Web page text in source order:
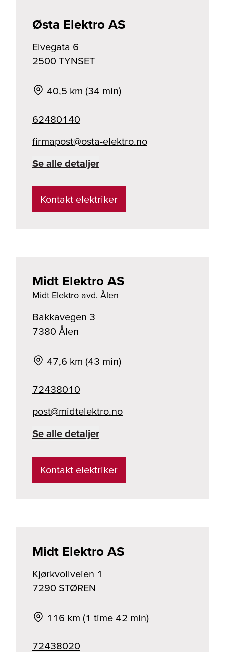
Østa Elektro AS
Elvegata 6
2500 TYNSET
40,5 km (34 min)
62480140
on.ortkele-atso@tsopamrif
Se alle detaljer
Kontakt elektriker
Midt Elektro AS
Midt Elektro avd. Ålen
Bakkavegen 3
7380 Ålen
47,6 km (43 min)
72438010
on.ortkeletdim@tsop
Se alle detaljer
Kontakt elektriker
Midt Elektro AS
Kjørkvollveien 1
7290 STØREN
116 km (1 time 42 min)
72438020